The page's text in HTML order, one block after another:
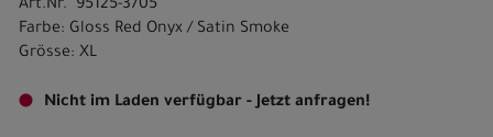
Art.Nr. 95125-3705
Farbe: Gloss Red Onyx / Satin Smoke
Grösse: XL
Nicht im Laden verfügbar - Jetzt anfragen!